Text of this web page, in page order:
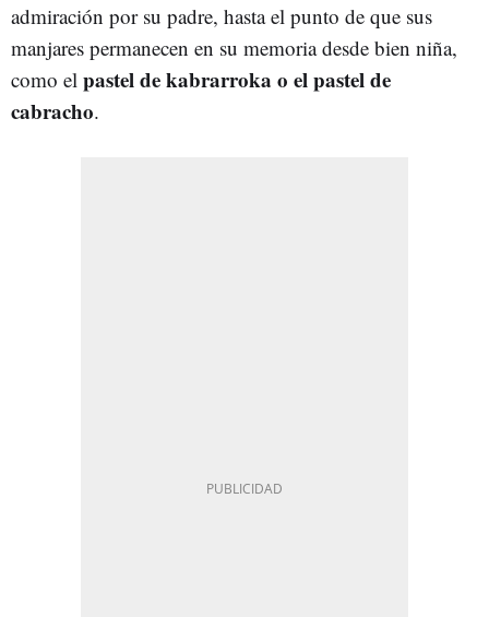
admiración por su padre, hasta el punto de que sus
manjares permanecen en su memoria desde bien niña,
como el pastel de kabrarroka o el pastel de
cabracho.